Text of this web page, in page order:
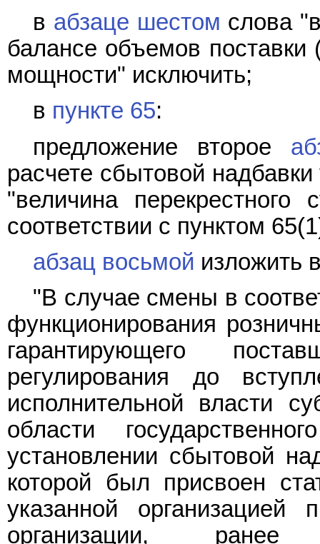
в абзаце шестом слова
балансе объемов поставки
мощности" исключить;
в пункте 65:
предложение второе
расчете сбытовой
"величина перекрестного
соответствии с пунктом
абзац восьмой изложить
"В случае смены в
функционирования
гарантирующего
регулирования до
исполнительной власти
области
установлении сбытовой
которой был присвоен
указанной организацией
организации, ранее